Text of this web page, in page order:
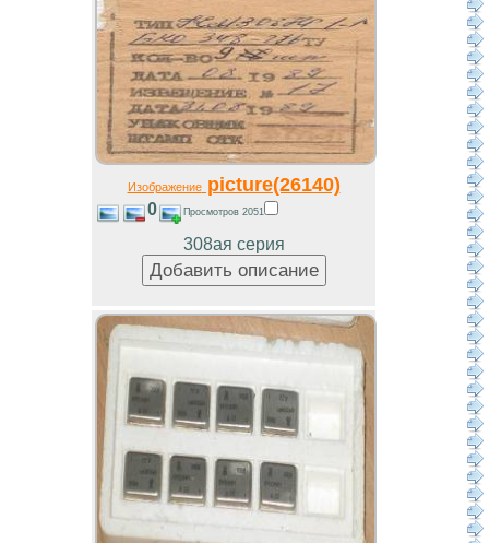
Изображениеpicture(26140)
0 Просмотров 2051
308ая серия